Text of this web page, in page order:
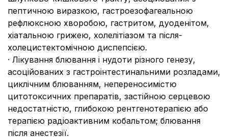
пептичною виразкою, гастроезофагеальною
рефлюксною хворобою, гастритом, дуоденітом,
хіатальною грижею, холелітіазом та після-
холецистектомічною диспепсією.
· Лікування блювання і нудоти різного генезу,
асоційованих з гастроінтестинальними розладами,
циклічним блюванням, непереносимістю
цитотоксичних препаратів, застійною серцевою
недостатністю, глибокою рентгенотерапією або
терапією радіоактивним кобальтом; блювання
після анестезії.